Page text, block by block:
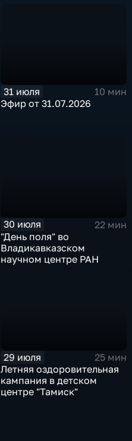
31 июля
10 мин
Эфир от 31.07.2026
30 июля
22 мин
"День поля" во
Владикавказском
научном центре РАН
29 июля
25 мин
Летняя оздоровительная
кампания в детском
центре "Тамиск"